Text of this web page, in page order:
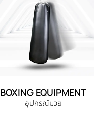
BOXING EQUIPMENT
อุปกรณ์มวย